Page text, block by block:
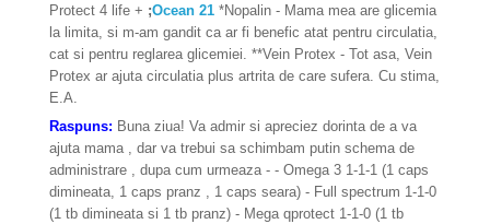
Protect 4 life + ;Ocean 21 *Nopalin - Mama mea are glicemia
la limita, si m-am gandit ca ar fi benefic atat pentru circulatia,
cat si pentru reglarea glicemiei. **Vein Protex - Tot asa, Vein
Protex ar ajuta circulatia plus artrita de care sufera. Cu stima,
E.A.
Raspuns: Buna ziua! Va admir si apreciez dorinta de a va
ajuta mama , dar va trebui sa schimbam putin schema de
administrare , dupa cum urmeaza - - Omega 3 1-1-1 (1 caps
dimineata, 1 caps pranz , 1 caps seara) - Full spectrum 1-1-0
(1 tb dimineata si 1 tb pranz) - Mega qprotect 1-1-0 (1 tb